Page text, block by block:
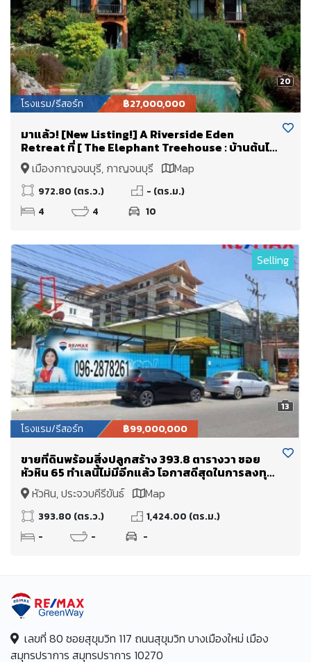
20
โรงแรม/รีสอร์ท ฿27,000,000
มาแล้ว! [New Listing!] A Riverside Eden
Retreat ที่ [ The Elephant Treehouse : บ้านต้นไม้
กาญจนบุรี ]
เมืองกาญจนบุรี, กาญจนบุรี Map
972.80 (ตร.ว.)
- (ตร.ม.)
4
4 10
13
Selling
โรงแรม/รีสอร์ท ฿99,000,000
ขายที่ดินพร้อมสิ่งปลูกสร้าง 393.8 ตารางวา ซอย
หัวหิน 65 ทำเลนี้ไม่มีอีกแล้ว โอกาสดีสุดในการลงทุน
โรงแรม อาคารพาณิชย์ ซอยหัวหิน 65
หัวหิน, ประจวบคีรีขันธ์ Map
393.80 (ตร.ว.)
1,424.00 (ตร.ม.)
-
- -
เลขที่ 80 ซอยสุขุมวิท 117 ถนนสุขุมวิท บางเมืองใหม่ เมือง
สมุทรปราการ สมุทรปราการ 10270